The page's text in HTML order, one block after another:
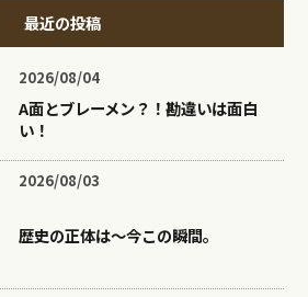
最近の投稿
2026/08/04
A面とブレーメン？！勘違いは面白
い！
2026/08/03
歴史の正体は〜今この瞬間。